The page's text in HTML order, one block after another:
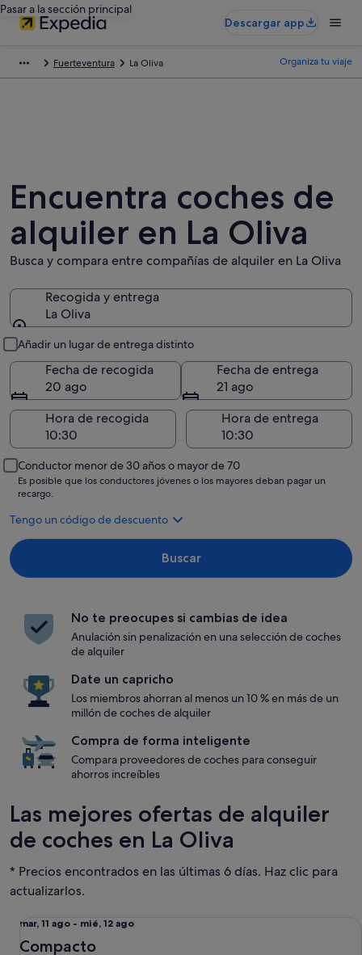
Pasar a la sección principal
Descargar app
Fuerteventura La Oliva Organiza tu viaje
Encuentra coches de
alquiler en La Oliva
Busca y compara entre compañías de alquiler en La Oliva
Recogida y entrega
La Oliva
Añadir un lugar de entrega distinto
Fecha de recogida
20 ago
Fecha de entrega
21 ago
Hora de recogida
Hora de entrega
Conductor menor de 30 años o mayor de 70
Es posible que los conductores jóvenes o los mayores deban pagar un
recargo.
Tengo un código de descuento
Buscar
No te preocupes si cambias de idea
Anulación sin penalización en una selección de coches
de alquiler
Date un capricho
Los miembros ahorran al menos un 10 % en más de un
millón de coches de alquiler
Compra de forma inteligente
Compara proveedores de coches para conseguir
ahorros increíbles
Las mejores ofertas de alquiler
de coches en La Oliva
* Precios encontrados en las últimas 6 días. Haz clic para
actualizarlos.
Del
mar,
mar, 11 ago - mié, 12 ago
Compacto